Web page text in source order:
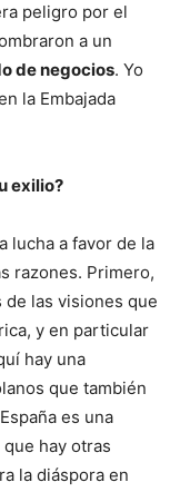
peligro por el
a un
de negocios. Yo
la Embajada
exilio?
lucha a favor de la
razones. Primero,
de las visiones que
y en particular
hay una
que también
es una
hay otras
la diáspora en